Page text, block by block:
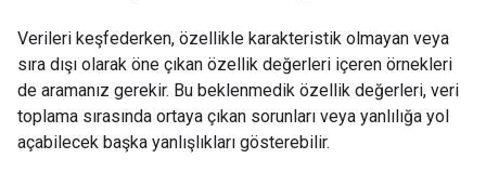
Verileri keşfederken, özellikle karakteristik olmayan veya
sıra dışı olarak öne çıkan özellik değerleri içeren örnekleri
de aramanız gerekir. Bu beklenmedik özellik değerleri, veri
toplama sırasında ortaya çıkan sorunları veya yanlılığa yol
açabilecek başka yanlışlıkları gösterebilir.